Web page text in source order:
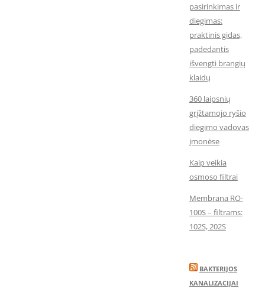
pasirinkimas ir
diegimas:
praktinis gidas,
padedantis
išvengti brangių
klaidų
360 laipsnių
grįžtamojo ryšio
diegimo vadovas
įmonėse
Kaip veikia
osmoso filtrai
Membrana RO-
100S – filtrams:
102S, 202S
BAKTERIJOS
KANALIZACIJAI